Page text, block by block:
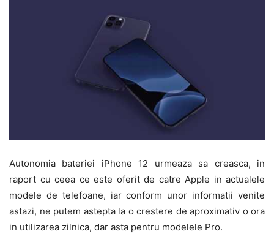
Autonomia bateriei iPhone 12 urmeaza sa creasca, in
raport cu ceea ce este oferit de catre Apple in actualele
modele de telefoane, iar conform unor informatii venite
astazi, ne putem astepta la o crestere de aproximativ o ora
in utilizarea zilnica, dar asta pentru modelele Pro.